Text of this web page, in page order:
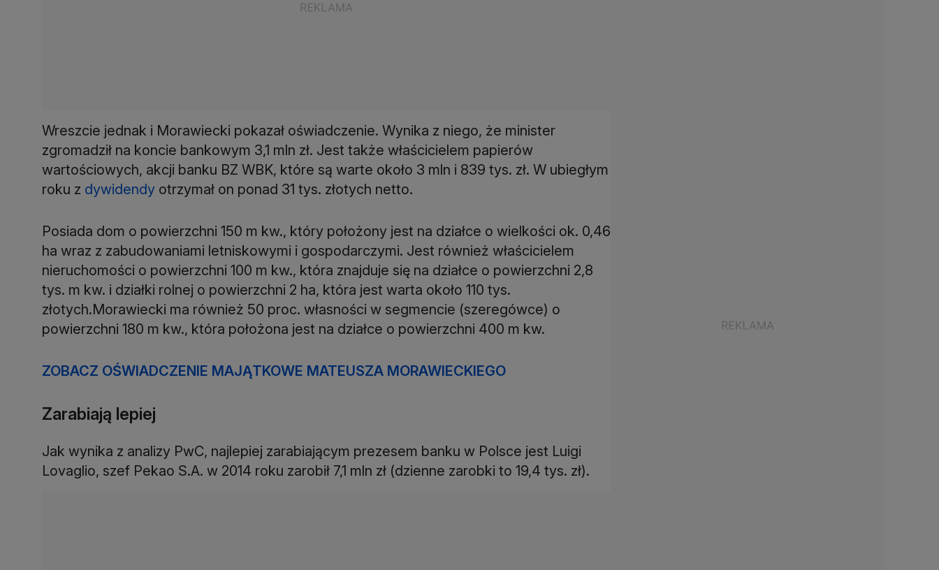
Wreszcie jednak i Morawiecki pokazał oświadczenie. Wynika z niego, że minister
zgromadził na koncie bankowym 3,1 mln zł. Jest także właścicielem papierów
wartościowych, akcji banku BZ WBK, które są warte około 3 mln i 839 tys. zł. W ubiegłym
roku z dywidendy otrzymał on ponad 31 tys. złotych netto.
Posiada dom o powierzchni 150 m kw., który położony jest na działce o wielkości ok. 0,46
ha wraz z zabudowaniami letniskowymi i gospodarczymi. Jest również właścicielem
nieruchomości o powierzchni 100 m kw., która znajduje się na działce o powierzchni 2,8
tys. m kw. i działki rolnej o powierzchni 2 ha, która jest warta około 110 tys.
złotych.Morawiecki ma również 50 proc. własności w segmencie (szeregówce) o
powierzchni 180 m kw., która położona jest na działce o powierzchni 400 m kw.
ZOBACZ OŚWIADCZENIE MAJĄTKOWE MATEUSZA MORAWIECKIEGO
Zarabiają lepiej
Jak wynika z analizy PwC, najlepiej zarabiającym prezesem banku w Polsce jest Luigi
Lovaglio, szef Pekao S.A. w 2014 roku zarobił 7,1 mln zł (dzienne zarobki to 19,4 tys. zł).